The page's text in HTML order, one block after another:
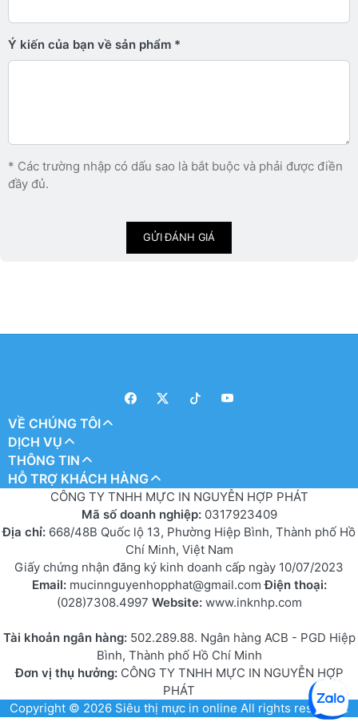
Ý kiến ​​của bạn về sản phẩm
* Các trường nhập có dấu sao là bắt buộc và phải được điền
đầy đủ.
GỬI ĐÁNH GIÁ
VỀ CHÚNG TÔI
DỊCH VỤ
THÔNG TIN
HỖ TRỢ KHÁCH HÀNG
CÔNG TY TNHH MỰC IN NGUYỄN HỢP PHÁT
Mã số doanh nghiệp: 0317923409
Địa chỉ: 668/48B Quốc lộ 13, Phường Hiệp Bình, Thành phố Hồ
Chí Minh, Việt Nam
Giấy chứng nhận đăng ký kinh doanh cấp ngày 10/07/2023
Email: mucinnguyenhopphat@gmail.comĐiện thoại:
(028)7308.4997 Website: www.inknhp.com
Tài khoản ngân hàng: 502.289.88. Ngân hàng ACB - PGD Hiệp
Bình, Thành phố Hồ Chí Minh
Đơn vị thụ hưởng:CÔNG TY TNHH MỰC IN NGUYỄN HỢP
PHÁT
Copyright © 2026 Siêu thị mực in online All rights reserved.